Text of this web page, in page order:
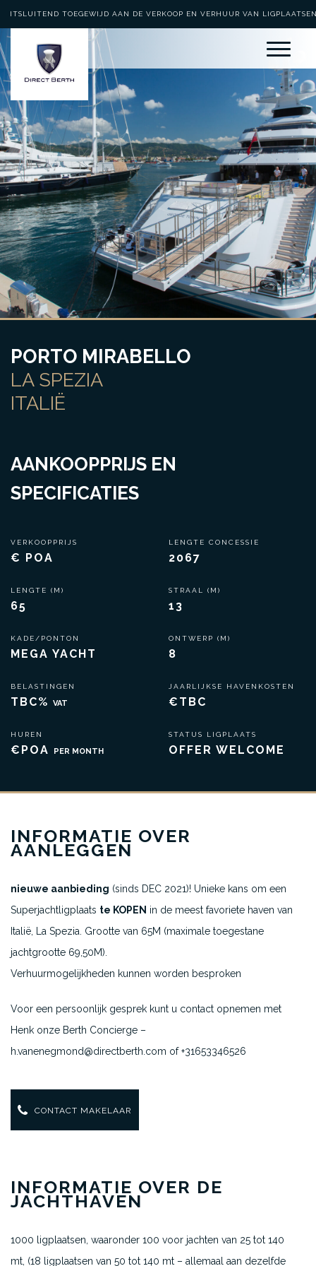
UITSLUITEND TOEGEWIJD AAN DE VERKOOP EN VERHUUR VAN
PORTO MIRABELLO
LA SPEZIA
ITALIË
AANKOOPPRIJS EN
SPECIFICATIES
VERKOOPPRIJS
€ POA
LENGTE (M)
65
KADE/PONTON
MEGA YACHT
BELASTINGEN
TBC% VAT
HUREN
€POA PER MONTH
LENGTE CONCESSIE
2067
STRAAL (M)
13
ONTWERP (M)
8
JAARLIJKSE HAVENKOSTEN
€TBC
STATUS LIGPLAATS
OFFER WELCOME
INFORMATIE OVER
AANLEGGEN
nieuwe aanbieding (sinds DEC 2021)! Unieke kans om een
Superjachtligplaats te KOPEN in de meest favoriete haven van
Italië, La Spezia. Grootte van 65M (maximale toegestane
jachtgrootte 69,50M).
Verhuurmogelijkheden kunnen worden besproken
Voor een persoonlijk gesprek kunt u contact opnemen met
Henk onze Berth Concierge –
h.vanenegmond@directberth.com of +31653346526
CONTACT MAKELAAR
INFORMATIE OVER DE
JACHTHAVEN
1000 ligplaatsen, waaronder 100 voor jachten van 25 tot 140
mt, (18 ligplaatsen van 50 tot 140 mt – allemaal aan dezelfde